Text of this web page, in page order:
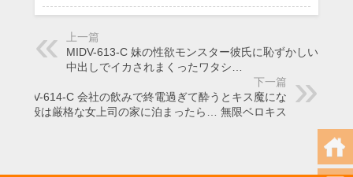
上一篇
MIDV-613-C 妹の性欲モンスター彼氏に恥ずかしいほど
中出しでイカされまくったワタシ…
下一篇
MIDV-614-C 会社の飲みで終電過ぎて酔うとキス魔にな
る普段は厳格な女上司の家に泊まったら… 無限ベロキス